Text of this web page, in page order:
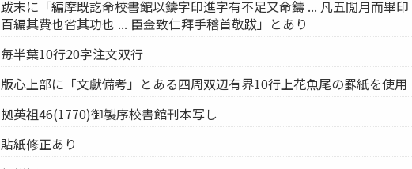
跋末に「編摩既訖命校書館以鑄字印進字有不足又命鑄 ... 凡五閲月而畢印
百編其費也省其功也 ... 臣金致仁拜手稽首敬跋」とあり
毎半葉10行20字注文双行
版心上部に「文獻備考」とある四周双辺有界10行上花魚尾の罫紙を使用
拠英祖46(1770)御製序校書館刊本写し
貼紙修正あり